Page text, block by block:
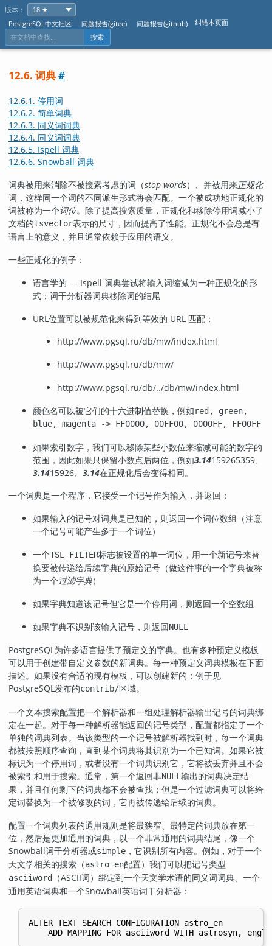
版本：
PostgreSQL中文社区
问题报告(gitee) 问题报告(github) 纠错本页面
搜索
12.6. 词典#
12.6.1. 停用词
12.6.2. 简单词典
12.6.3. 同义词词典
12.6.4. 同义词词典
12.6.5. Ispell 词典
12.6.6. Snowball 词典
词典被用来消除不被搜索考虑的词（stop words）、并被用来正规化
词，这样同一个词的不同派生形式将会匹配。一个被成功地正规化的
词被称为一个词位。除了提高搜索质量，正规化和移除停用词减小了
文档的tsvector表示的尺寸，因而提高了性能。正规化不会总是有
语言上的意义，并且通常依赖于应用的语义。
一些正规化的例子：
语言学的 — Ispell 词典尝试将输入词缩减为一种正规化的形
式；词干分析器词典移除词的结尾
URL 位置可以被规范化来得到等效的 URL 匹配：
http://www.pgsql.ru/db/mw/index.html
http://www.pgsql.ru/db/mw/
http://www.pgsql.ru/db/../db/mw/index.html
颜色名可以被它们的十六进制值替换，例如red, green,
blue, magenta -> FF0000, 00FF00, 0000FF, FF00FF
如果索引数字，我们可以移除某些小数位来缩减可能的数字的
范围，因此如果只保留小数点后两位，例如3.14159265359、
3.1415926、 3.14在正规化后会变得相同。
一个词典是一个程序，它接受一个记号作为输入，并返回：
如果输入的记号对词典是已知的，则返回一个词位数组（注意
一个记号可能产生多于一个词位）
一个TSL_FILTER标志被设置的单一词位，用一个新记号来替
换要被传递给后续字典的原始记号（做这件事的一个字典被称
为一个过滤字典）
如果字典知道该记号但它是一个停用词，则返回一个空数组
如果字典不识别该输入记号，则返回NULL
PostgreSQL为许多语言提供了预定义的字典。也有多种预定义模板
可以用于创建带自定义参数的新词典。每一种预定义词典模板在下面
描述。如果没有合适的现有模板，可以创建新的；例子见
PostgreSQL发布的contrib/区域。
一个文本搜索配置把一个解析器和一组处理解析器输出记号的词典绑
定在一起。对于每一种解析器能返回的记号类型，配置都指定了一个
单独的词典列表。当该类型的一个记号被解析器找到时，每一个词典
都被按照顺序查询，直到某个词典将其识别为一个已知词。如果它被
标识为一个停用词，或者没有一个词典识别它，它将被丢弃并且不会
被索引和用于搜索。通常，第一个返回非NULL输出的词典决定结
果，并且任何剩下的词典都不会被查找；但是一个过滤词典可以将给
定词替换为一个被修改的词，它再被传递给后续的词典。
配置一个词典列表的通用规则是将最狭窄、最特定的词典放在第一
位，然后是更加通用的词典，以一个非常通用的词典结尾，像一个
Snowball词干分析器或simple ，它识别所有内容。例如，对于一个
天文学相关的搜索（astro_en配置）我们可以把记号类型
asciiword
（ASCII词）绑定到一个天文学术语的同义词词典、一个
通用英语词典和一个Snowball英语词干分析器：
ALTER TEXT SEARCH CONFIGURATION astro_en